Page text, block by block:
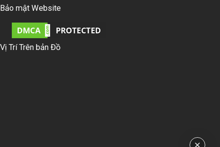
Bảo mật Website
Vị Trí Trên bản Đồ